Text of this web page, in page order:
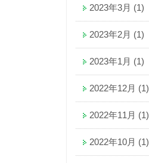
2023年3月 (1)
2023年2月 (1)
2023年1月 (1)
2022年12月 (1)
2022年11月 (1)
2022年10月 (1)